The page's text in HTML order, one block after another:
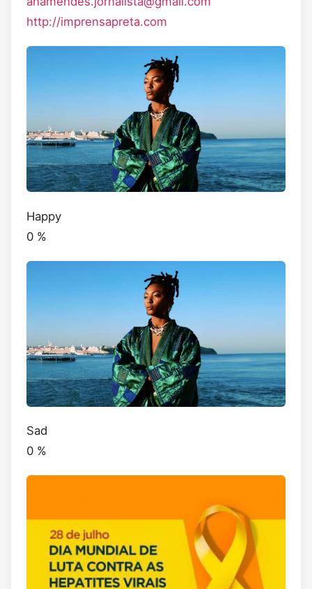
http://imprensapreta.com
Happy
0 %
Sad
0 %